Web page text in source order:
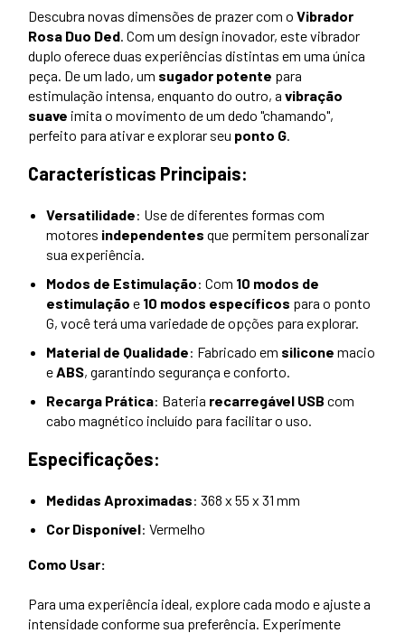
Descubra novas dimensões de prazer com o Vibrador
Rosa Duo Ded . Com um design inovador, este vibrador
duplo oferece duas experiências distintas em uma única
peça. De um lado, um sugador potente para
estimulação intensa, enquanto do outro, a vibração
suave imita o movimento de um dedo "chamando",
perfeito para ativar e explorar seu ponto G
Características Principais:
Versatilidade: Use de diferentes formas com
motores independentes que permitem personalizar
sua experiência.
Modos de Estimulação: Com 10 modos de
estimulação e 10 modos específicos para o ponto
G, você terá uma variedade de opções para explorar.
Material de Qualidade: Fabricado em silicone macio
e ABS, garantindo segurança e conforto.
Recarga Prática: Bateria recarregável USB com
cabo magnético incluído para facilitar o uso.
Especificações:
Medidas Aproximadas: 368 x 55 x 31 mm
Cor Disponível: Vermelho
Como Usar:
Para uma experiência ideal, explore cada modo e ajuste a
intensidade conforme sua preferência. Experimente